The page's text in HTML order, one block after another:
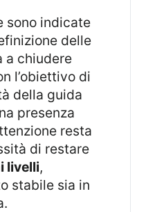
delle
a chiudere
l’obiettivo di
della guida
presenza
resta
di restare
livelli,
stabile sia in